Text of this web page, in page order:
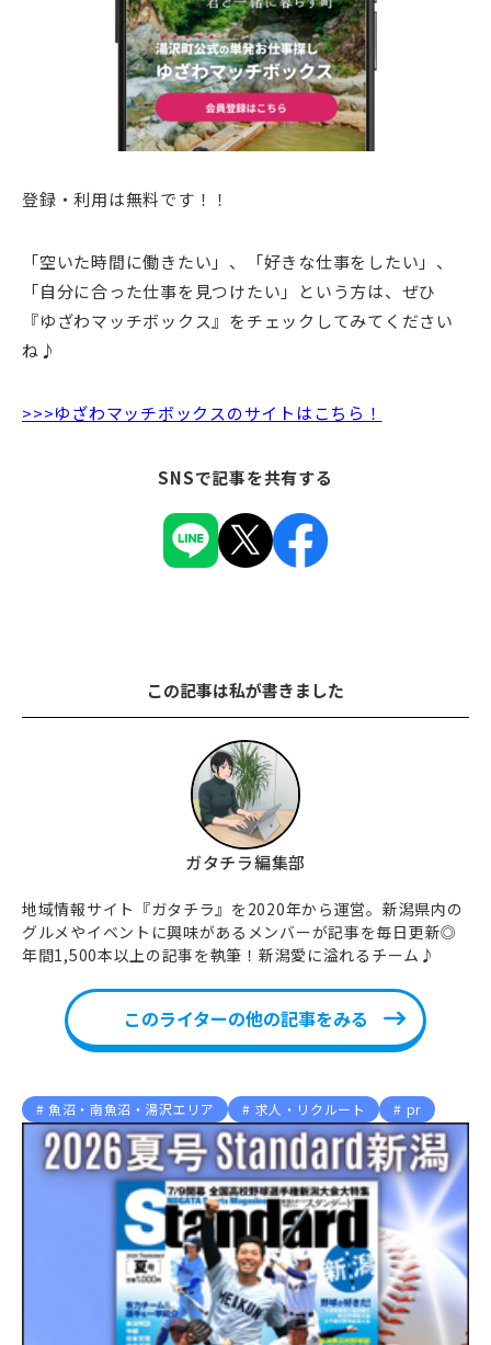
登録・利用は無料です！！
「空いた時間に働きたい」、「好きな仕事をしたい」、
「自分に合った仕事を見つけたい」という方は、ぜひ
『ゆざわマッチボックス』をチェックしてみてください
ね♪
>>>ゆざわマッチボックスのサイトはこちら！
SNSで記事を共有する
この記事は私が書きました
ガタチラ編集部
地域情報サイト『ガタチラ』を2020年から運営。新潟県内の
グルメやイベントに興味があるメンバーが記事を毎日更新◎
年間1,500本以上の記事を執筆！新潟愛に溢れるチーム♪
このライターの他の記事をみる
魚沼・南魚沼・湯沢エリア 求人・リクルート pr